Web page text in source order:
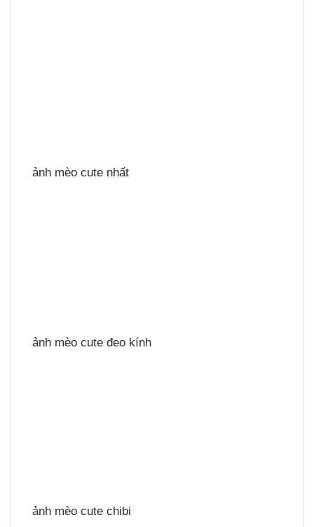
ảnh mèo cute nhất
ảnh mèo cute đeo kính
ảnh mèo cute chibi